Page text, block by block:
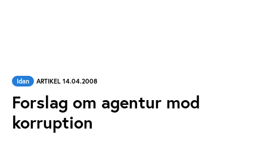
Idan ARTIKEL 14.04.2008
Forslag om agentur mod
korruption